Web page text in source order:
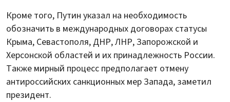
Кроме того, Путин указал на необходимость
обозначить в международных договорах статусы
Крыма, Севастополя, ДНР, ЛНР, Запорожской и
Херсонской областей и их принадлежность России.
Также мирный процесс предполагает отмену
антироссийских санкционных мер Запада, заметил
президент.